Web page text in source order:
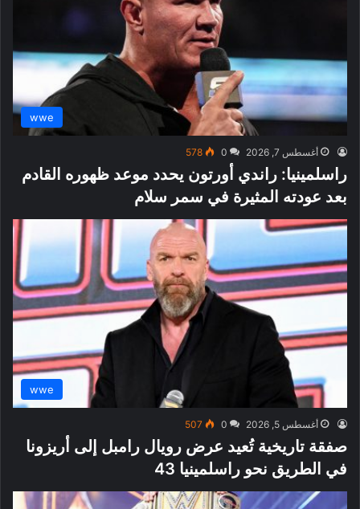
wwe
أغسطس 7, 2026 0
578
راسلمينيا: راندي أورتون يحدد موعد ظهوره القادم
بعد عودته المثيرة في سمر سلام
wwe
أغسطس 5, 2026 0
507
صفقة تاريخية تُعيد عرض رويال رامبل إلى أريزونا
في الطريق نحو راسلمينيا 43